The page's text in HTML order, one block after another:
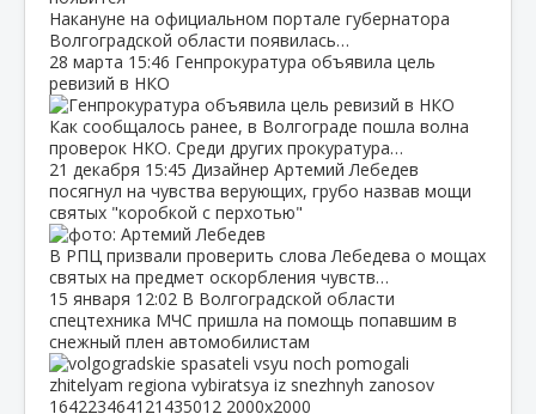
Накануне на официальном портале губернатора
Волгоградской области появилась…
28 марта 15:46 Генпрокуратура объявила цель
ревизий в НКО
Как сообщалось ранее, в Волгограде пошла волна
проверок НКО. Среди других прокуратура…
21 декабря 15:45 Дизайнер Артемий Лебедев
посягнул на чувства верующих, грубо назвав мощи
святых "коробкой с перхотью"
В РПЦ призвали проверить слова Лебедева о мощах
святых на предмет оскорбления чувств…
15 января 12:02 В Волгоградской области
спецтехника МЧС пришла на помощь попавшим в
снежный плен автомобилистам